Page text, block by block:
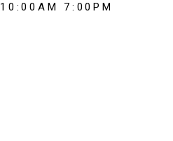
10:00AM 7:00PM